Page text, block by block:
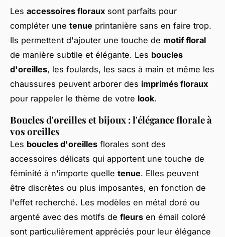
Les accessoires floraux sont parfaits pour
compléter une tenue printanière sans en faire trop.
Ils permettent d'ajouter une touche de motif floral
de manière subtile et élégante. Les boucles
d'oreilles, les foulards, les sacs à main et même les
chaussures peuvent arborer des imprimés floraux
pour rappeler le thème de votre look.
Boucles d'oreilles et bijoux : l'élégance florale à
vos oreilles
Les boucles d'oreilles florales sont des
accessoires délicats qui apportent une touche de
féminité à n'importe quelle tenue. Elles peuvent
être discrètes ou plus imposantes, en fonction de
l'effet recherché. Les modèles en métal doré ou
argenté avec des motifs de fleurs en émail coloré
sont particulièrement appréciés pour leur élégance